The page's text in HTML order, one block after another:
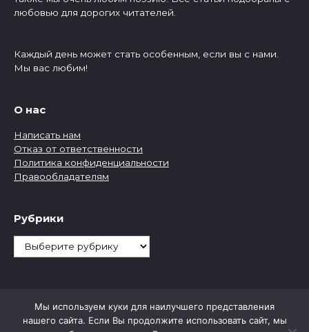
любовью для дорогих читателей.
Каждый день может стать особенным, если вы с нами.
Мы вас любим!
О нас
Написать нам
Отказ от ответственности
Политика конфиденциальности
Правообладателям
Рубрики
Рубрики
Мы используем куки для наилучшего представления
нашего сайта. Если Вы продолжите использовать сайт, мы